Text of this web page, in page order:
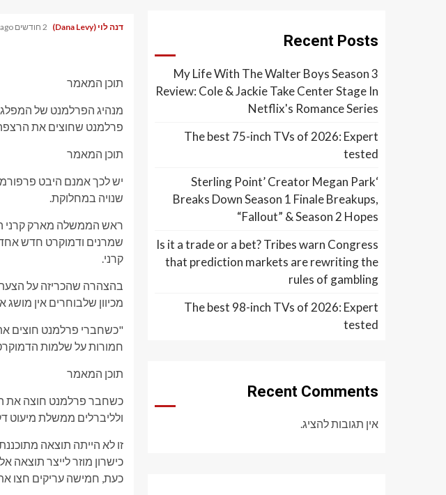
דנה לוי (Dana Levy) 2 חודשים ago
תוכן המאמר
מנהיג הפרלמנט של
פרלמנט שחוצים את
תוכן המאמר
יש לכך אמנם היבט
שנויה במחלוקת.
ראש הממשלה מארק קרני
שמרנים ודמוקרט חדש
קרני.
בהצהרה שהכריזה על
מכיוון שלבוחרים אין
"כשחברי פרלמנט חוצים
חמורות על שלמות
תוכן המאמר
כשחבר פרלמנט חוצה את
ולליברלים ממשלת מיעוט
זו לא הייתה תוצאה
כישרון מוזר לייצר
כעת, חמישה עריקים חצו
Recent Posts
My Life With The Walter Boys Season 3
Review: Cole & Jackie Take Center Stage In
Netflix's Romance Series
The best 75-inch TVs of 2026: Expert
tested
‘Sterling Point’ Creator Megan Park
Breaks Down Season 1 Finale Breakups,
“Fallout” & Season 2 Hopes
Is it a trade or a bet? Tribes warn Congress
that prediction markets are rewriting the
rules of gambling
The best 98-inch TVs of 2026: Expert
tested
Recent Comments
אין תגובות להציג.